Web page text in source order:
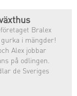
Bralex
i mängder!
Alex jobbar
på odlingen.
de Sveriges